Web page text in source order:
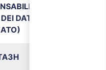
AUTORIZZATI
DATI (CORSO
3H